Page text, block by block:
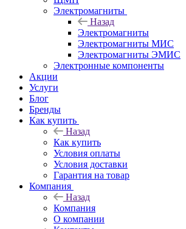
Электромагниты
Назад
Электромагниты
Электромагниты МИС
Электромагниты ЭМИС
Электронные компоненты
Акции
Услуги
Блог
Бренды
Как купить
Назад
Как купить
Условия оплаты
Условия доставки
Гарантия на товар
Компания
Назад
Компания
О компании